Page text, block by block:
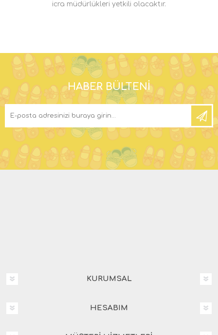
icra müdürlükleri yetkili olacaktır.
HABER BÜLTENI
KURUMSAL
HESABIM